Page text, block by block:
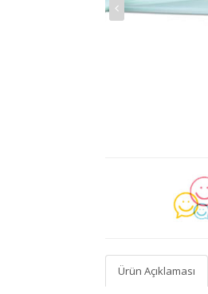
Ürün Açıklaması